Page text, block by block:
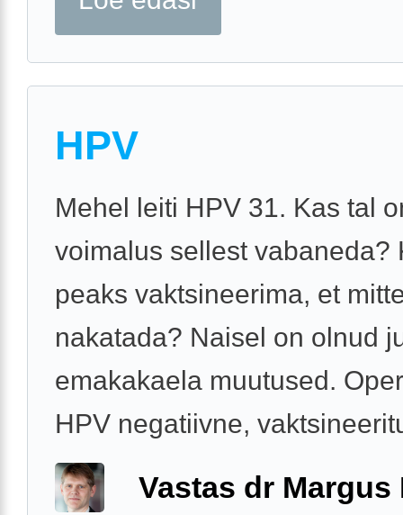
HPV
Mehel leiti HPV 31. Kas tal
voimalus sellest vabaneda?
peaks vaktsineerima, et
nakatada? Naisel on olnud
emakakaela muutused.
HPV negatiivne,
Vastas dr Margus